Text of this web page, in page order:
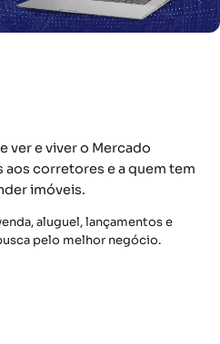
ver e viver o Mercado
corretores e a quem tem
imóveis.
aluguel, lançamentos e
pelo melhor negócio.